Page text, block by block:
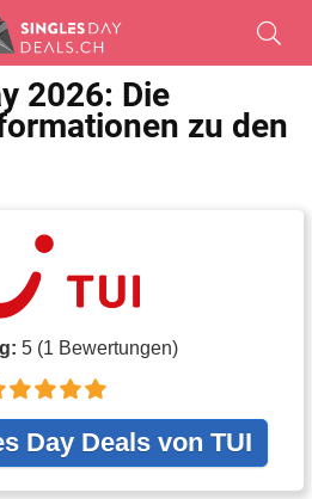
2026: Die
zu den
5 (1 Bewertungen)
Day Deals von TUI